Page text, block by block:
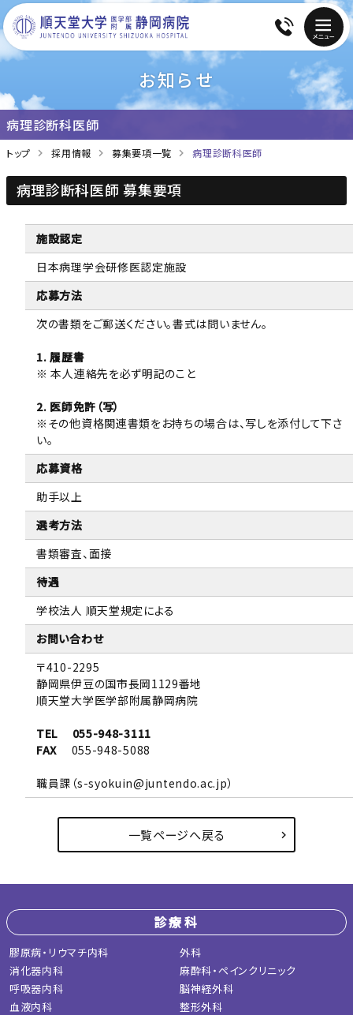
お知らせ
病理診断科医師
トップ 採用情報 募集要項一覧 病理診断科医師
病理診断科医師 募集要項
施設認定
日本病理学会研修医認定施設
応募方法
次の書類をご郵送ください。書式は問いません。
1. 履歴書
※ 本人連絡先を必ず明記のこと
2. 医師免許（写）
※その他資格関連書類をお持ちの場合は、写しを添付して下さ
い。
応募資格
助手以上
選考方法
書類審査、面接
待遇
学校法人 順天堂規定による
お問い合わせ
〒410-2295
静岡県伊豆の国市長岡1129番地
順天堂大学医学部附属静岡病院
TEL
055-948-3111
FAX 055-948-5088
職員課（s-syokuin@juntendo.ac.jp）
一覧ページへ戻る
診療科
膠原病・リウマチ内科
消化器内科
呼吸器内科
血液内科
外科
麻酔科・ペインクリニック
脳神経外科
整形外科